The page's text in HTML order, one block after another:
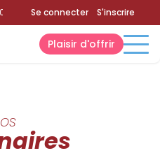
- 19:30 Aquatique :10:00 - 19:30
Se connecter S'inscrire
Plaisir d'offrir